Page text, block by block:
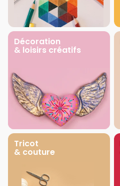
Décoration
& loisirs créatifs
Tricot
& couture